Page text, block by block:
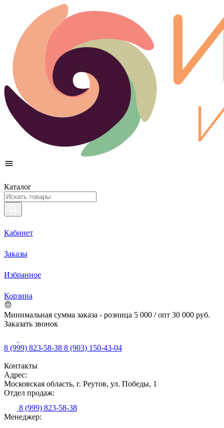
Каталог
Кабинет
Заказы
Избранное
Корзина
Минимальная сумма заказа - розница 5 000 / опт 30 000 руб.
Заказать звонок
8 (999) 823-58-38 8 (903) 150-43-04
Контакты
Адрес:
Московская область, г. Реутов, ул. Победы, 1
Отдел продаж:
8 (999) 823-58-38
Менеджер: